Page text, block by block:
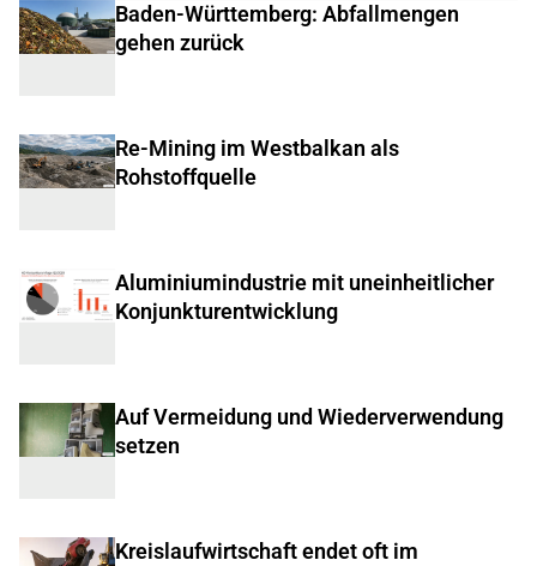
Baden-Württemberg: Abfallmengen
gehen zurück
Re-Mining im Westbalkan als
Rohstoffquelle
Aluminiumindustrie mit uneinheitlicher
Konjunkturentwicklung
Auf Vermeidung und Wiederverwendung
setzen
Kreislaufwirtschaft endet oft im